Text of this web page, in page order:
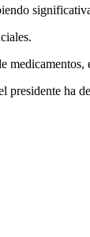
medicamentos,
ha